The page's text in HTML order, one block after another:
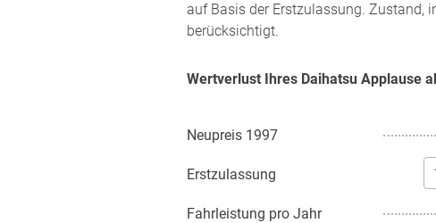
auf Basis der Erstzulassung. Zustand,
berücksichtigt.
Wertverlust Ihres Daihatsu Applause
Neupreis 1997
Erstzulassung
Fahrleistung pro Jahr